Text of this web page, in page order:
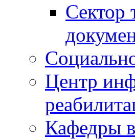
Сектор
Центр
Кафедры